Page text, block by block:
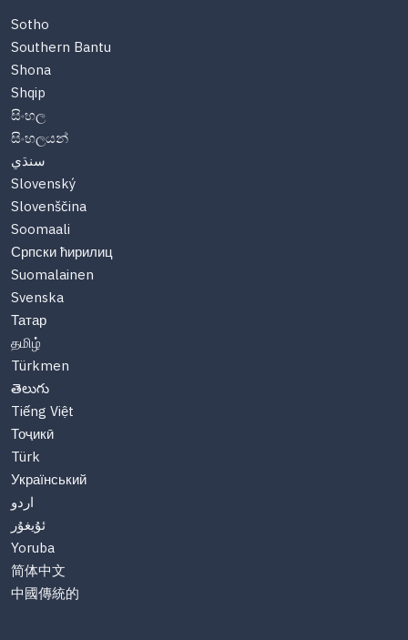
Sotho
Southern Bantu
Shona
Shqip
සිංහල
සිංහලයන්
سنڌي
Slovenský
Slovenščina
Soomaali
Српски ћирилиц
Suomalainen
Svenska
Татар
தமிழ்
Türkmen
తెలుగు
Tiếng Việt
Тоҷикӣ
Türk
Український
اردو
ئۇيغۇر
Yoruba
简体中文
中國傳統的